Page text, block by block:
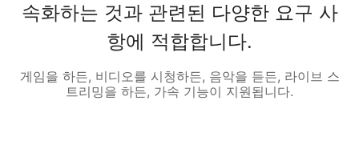
속화하는 것과 관련된 다양한 요구 사
항에 적합합니다.
게임을 하든, 비디오를 시청하든, 음악을 듣든, 라이브 스
트리밍을 하든, 가속 기능이 지원됩니다.